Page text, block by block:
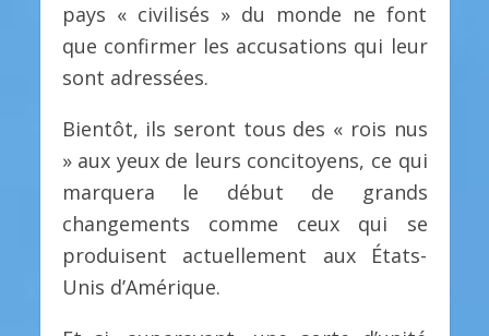
pays « civilisés » du monde ne font
que confirmer les accusations qui leur
sont adressées.
Bientôt, ils seront tous des « rois nus
» aux yeux de leurs concitoyens, ce qui
marquera le début de grands
changements comme ceux qui se
produisent actuellement aux États-
Unis d’Amérique.